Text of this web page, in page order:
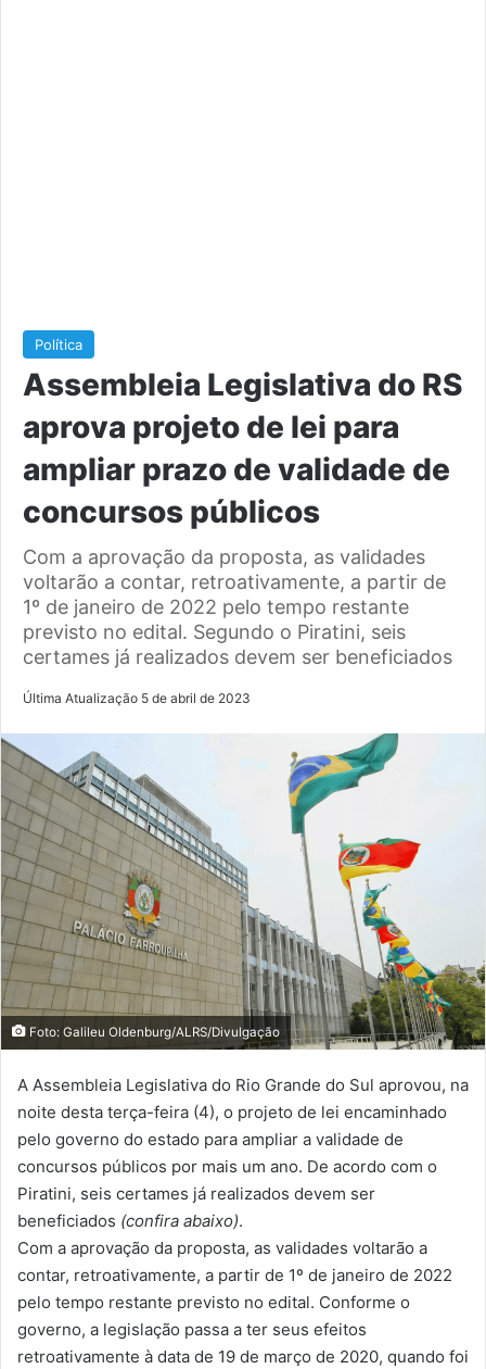
Política
Assembleia Legislativa do RS
aprova projeto de lei para
ampliar prazo de validade de
concursos públicos
Com a aprovação da proposta, as validades
voltarão a contar, retroativamente, a partir de
1º de janeiro de 2022 pelo tempo restante
previsto no edital. Segundo o Piratini, seis
certames já realizados devem ser beneficiados
Última Atualização 5 de abril de 2023
Foto: Galileu Oldenburg/ALRS/Divulgação
A Assembleia Legislativa do Rio Grande do Sul aprovou, na
noite desta terça-feira (4), o projeto de lei encaminhado
pelo governo do estado para ampliar a validade de
concursos públicos por mais um ano. De acordo com o
Piratini, seis certames já realizados devem ser
beneficiados (confira abaixo).
Com a aprovação da proposta, as validades voltarão a
contar, retroativamente, a partir de 1º de janeiro de 2022
pelo tempo restante previsto no edital. Conforme o
governo, a legislação passa a ter seus efeitos
retroativamente à data de 19 de março de 2020, quando foi